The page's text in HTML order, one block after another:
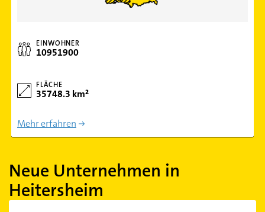
EINWOHNER
10951900
FLÄCHE
35748.3 km²
Mehr erfahren
Neue Unternehmen in
Heitersheim